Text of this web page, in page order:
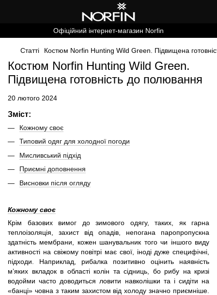
Офіційний інтернет-магазин Norfin
Статті Костюм Norfin Hunting Wild Green. Підвищена
Костюм Norfin Hunting Wild Green.
Підвищена готовність до полювання
20 лютого 2024
Зміст:
Кожному своє
Типовий одяг для холодної погоди
Мисливський підхід
Приємні доповнення
Висновки після огляду
Кожному своє
Крім базових вимог до зимового одягу, таких, як гарна
теплоізоляція, захист від опадів, непогана паропропускна
здатність мембрани, кожен шанувальник того чи іншого виду
активності на свіжому повітрі має свої, іноді дуже специфічні,
підходи. Наприклад, рибалка позитивно оцінить наявність
м’яких вкладок в області колін та сідниць, бо рибу на кризі
водойми часто доводиться ловити навколішки та і сидіти на
«банці» човна з таким захистом від холоду значно приємніше.